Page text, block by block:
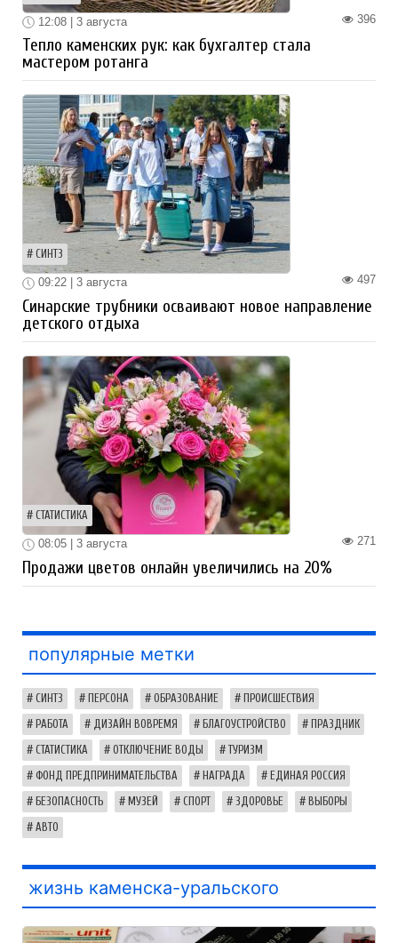
396
12:08 | 3 августа
Тепло каменских рук: как бухгалтер стала
мастером ротанга
СИНТЗ
497
09:22 | 3 августа
Синарские трубники осваивают новое направление
детского отдыха
СТАТИСТИКА
271
08:05 | 3 августа
Продажи цветов онлайн увеличились на 20%
популярные метки
СИНТЗ ПЕРСОНА ОБРАЗОВАНИЕ ПРОИСШЕСТВИЯ
РАБОТА ДИЗАЙН ВОВРЕМЯ БЛАГОУСТРОЙСТВО ПРАЗДНИК
СТАТИСТИКА ОТКЛЮЧЕНИЕ ВОДЫ ТУРИЗМ
ФОНД ПРЕДПРИНИМАТЕЛЬСТВА НАГРАДА ЕДИНАЯ РОССИЯ
БЕЗОПАСНОСТЬ МУЗЕЙ СПОРТ ЗДОРОВЬЕ ВЫБОРЫ
АВТО
жизнь каменска-уральского